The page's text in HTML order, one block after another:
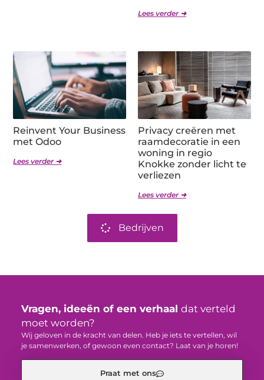
Lees verder ➜
Reinvent Your Business
met Odoo
Lees verder ➜
Privacy creëren met
raamdecoratie in een
woning in regio
Knokke zonder licht te
verliezen
Lees verder ➜
Bedrijven
Vragen, ideeën of een verhaal dat verteld
moet worden?
Wij geloven in de kracht van delen. Heb je iets te vertellen, wil
je samenwerken, of gewoon even contact? Laat van je horen!
Praat met ons